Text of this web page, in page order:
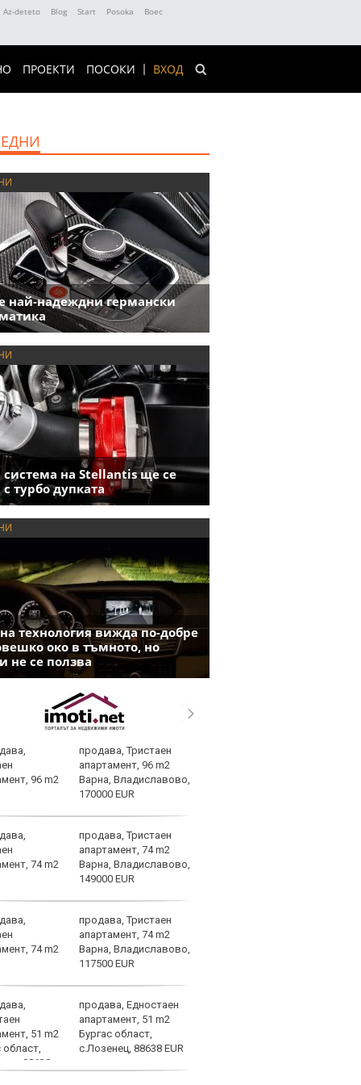
Az-deteto Blog Start Posoka
Boec
ВХОД
ПРОЕКТИ ПОСОКИ
най-надеждни германски
система на Stellantis ще се
турбо дупката
технология вижда по-добре
око в тъмното, но
не се ползва
продава, Тристаен
апартамент, 96 m2
Варна, Владиславово,
170000 EUR
продава, Тристаен
апартамент, 74 m2
Варна, Владиславово,
149000 EUR
продава, Тристаен
апартамент, 74 m2
Варна, Владиславово,
117500 EUR
продава, Едностаен
апартамент, 51 m2
Бургас област,
с.Лозенец, 88638 EUR